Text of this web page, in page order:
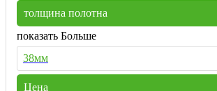
толщина полотна
показать Больше
38мм
Цена